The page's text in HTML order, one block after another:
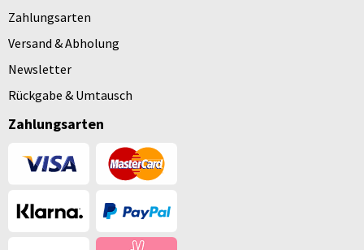
Zahlungsarten
Versand & Abholung
Newsletter
Rückgabe & Umtausch
Zahlungsarten